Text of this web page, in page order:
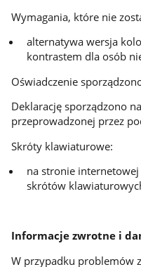
Wymagania, które nie
alternatywa wersja
kontrastem dla osób
Oświadczenie
Deklarację sporządzono
przeprowadzonej przez
Skróty klawiaturowe:
na stronie
skrótów
Informacje zwrotne i
W przypadku problemów